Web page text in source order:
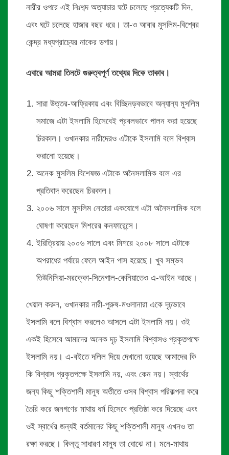
নারীর ওপরে এই নিঃশব্দ অত্যাচার ঘটে চলেছে প্রত্যেকটি দিন,
এবং ঘটে চলেছে হাজার বছর ধরে। তা-ও আবার মুসলিম-বিশ্বের
কেন্দ্র মধ্যপ্রাচ্যের নাকের ডগায়।
এবারে আমরা তিনটে গুরুত্বপূর্ণ তথ্যের দিকে তাকাব।
সারা উত্তর-আফ্রিকায় এবং বিচ্ছিনড়বভাবে অন্যান্য মুসলিম
সমাজে এটা ইসলামি হিসেবেই প্রবলভাবে পালন করা হয়েছে
চিরকাল। ওখানকার নারীদেরও এটাকে ইসলামি বলে বিশ্বাস
করানো হয়েছে।
অনেক মুসলিম বিশেষজ্ঞ এটাকে অনৈসলামিক বলে এর
প্রতিবাদ করেছেন চিরকাল।
২০০৬ সালে মুসলিম নেতারা একযোগে এটা অনৈসলামিক বলে
ঘোষণা করেছেন মিশরের কনফারেন্সে।
ইরিত্রিয়ায় ২০০৬ সালে এবং মিশরে ২০০৮ সালে এটাকে
অপরাধের পর্যায়ে ফেলে আইন পাস হয়েছে। খুব সম্ভব
তিউনিসিয়া-মরক্কো-সিনেগাল-কেনিয়াতেও এ-আইন আছে।
খেয়াল করুন, ওখানকার নারী-পুরুষ-মওলানারা একে দৃঢ়ভাবে
ইসলামি বলে বিশ্বাস করলেও আসলে এটা ইসলামি নয়। ওই
একই হিসেবে আমাদের অনেক দৃঢ় ইসলামি বিশ্বাসও প্রকৃতপক্ষে
ইসলামি নয়। এ-বইতে দলিল দিয়ে দেখানো হয়েছে আমাদের কি
কি বিশ্বাস প্রকৃতপক্ষে ইসলামি নয়, এবং কেন নয়। স্বার্থের
জন্য কিছু শক্তিশালী মানুষ অতীতে ওসব বিশ্বাস পরিকল্পনা করে
তৈরি করে জনগণের মাথায় ধর্ম হিসেবে প্রতিষ্ঠা করে দিয়েছে এবং
ওই স্বার্থের জন্যই বর্তমানের কিছু শক্তিশালী মানুষ এখনও তা
রক্ষা করছে। কিন্তু সাধারণ মানুষ তা বোঝে না। মনে-মাথায়